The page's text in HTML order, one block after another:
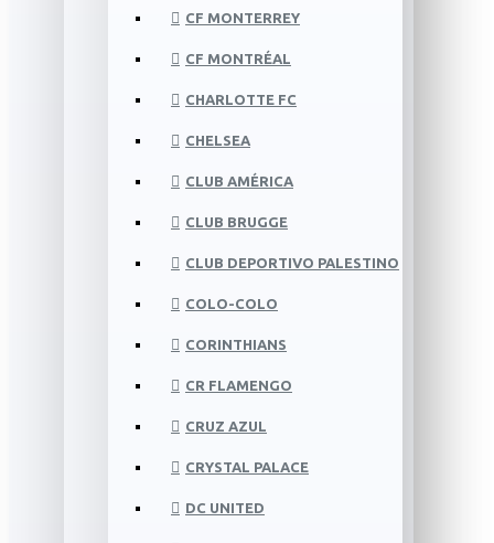
CF MONTERREY
CF MONTRÉAL
CHARLOTTE FC
CHELSEA
CLUB AMÉRICA
CLUB BRUGGE
CLUB DEPORTIVO PALESTINO
COLO-COLO
CORINTHIANS
CR FLAMENGO
CRUZ AZUL
CRYSTAL PALACE
DC UNITED